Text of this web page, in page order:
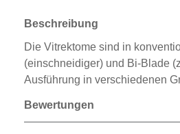
Beschreibung
Die Vitrektome sind in
(einschneidiger) und Bi-Blade
Ausführung in verschiedenen
Bewertungen